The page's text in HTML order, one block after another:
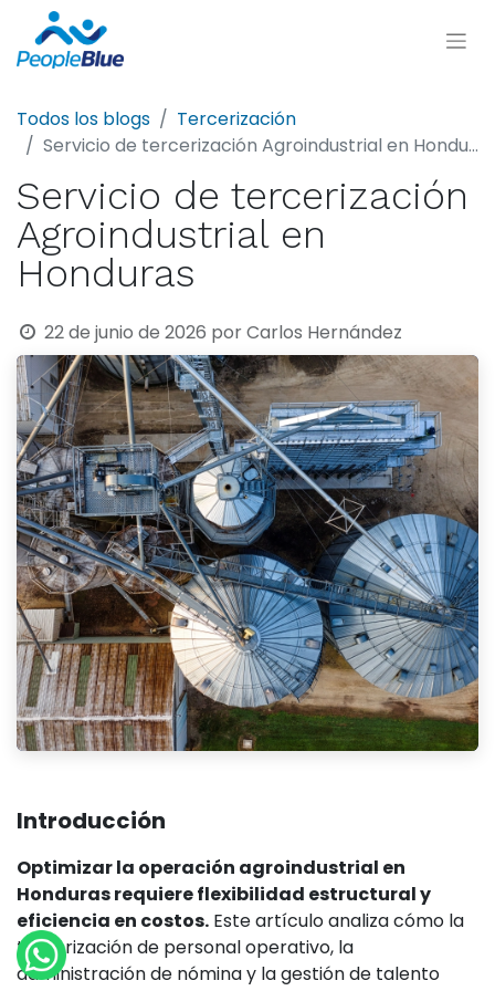
Todos los blogs
Tercerización
Servicio de tercerización Agroindustrial en Honduras
Servicio de tercerización
Agroindustrial en
Honduras
22 de junio de 2026 porCarlos Hernández
Introducción
Optimizar la operación agroindustrial en
Honduras requiere flexibilidad estructural y
eficiencia en costos. Este artículo analiza cómo la
tercerización de personal operativo, la
administración de nómina y la gestión de talento